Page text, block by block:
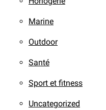
Marine
Outdoor
Santé
Sport et fitness
Uncategorized